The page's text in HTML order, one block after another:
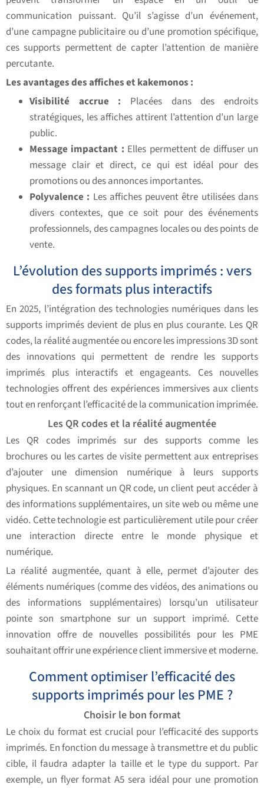
communication puissant. Qu’il s’agisse d’un événement,
d’une campagne publicitaire ou d’une promotion spécifique,
ces supports permettent de capter l’attention de manière
percutante.
Les avantages des affiches et kakemonos :
Visibilité accrue : Placées dans des endroits
stratégiques, les affiches attirent l’attention d’un large
public.
Message impactant : Elles permettent de diffuser un
message clair et direct, ce qui est idéal pour des
promotions ou des annonces importantes.
Polyvalence : Les affiches peuvent être utilisées dans
divers contextes, que ce soit pour des événements
professionnels, des campagnes locales ou des points de
vente.
L’évolution des supports imprimés : vers
des formats plus interactifs
En 2025, l’intégration des technologies numériques dans les
supports imprimés devient de plus en plus courante. Les QR
codes, la réalité augmentée ou encore les impressions 3D sont
des innovations qui permettent de rendre les supports
imprimés plus interactifs et engageants. Ces nouvelles
technologies offrent des expériences immersives aux clients
tout en renforçant l’efficacité de la communication imprimée.
Les QR codes et la réalité augmentée
Les QR codes imprimés sur des supports comme les
brochures ou les cartes de visite permettent aux entreprises
d’ajouter une dimension numérique à leurs supports
physiques. En scannant un QR code, un client peut accéder à
des informations supplémentaires, un site web ou même une
vidéo. Cette technologie est particulièrement utile pour créer
une interaction directe entre le monde physique et
numérique.
La réalité augmentée, quant à elle, permet d’ajouter des
éléments numériques (comme des vidéos, des animations ou
des informations supplémentaires) lorsqu’un utilisateur
pointe son smartphone sur un support imprimé. Cette
innovation offre de nouvelles possibilités pour les PME
souhaitant offrir une expérience client immersive et moderne.
Comment optimiser l’efficacité des
supports imprimés pour les PME ?
Choisir le bon format
Le choix du format est crucial pour l’efficacité des supports
imprimés. En fonction du message à transmettre et du public
cible, il faudra adapter la taille et le type du support. Par
exemple, un flyer format A5 sera idéal pour une promotion